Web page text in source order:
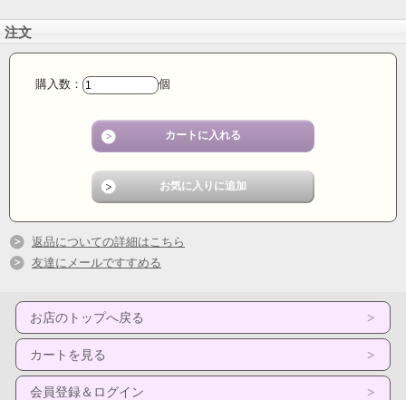
注文
購入数： 個
返品についての詳細はこちら
友達にメールですすめる
お店のトップへ戻る
カートを見る
会員登録＆ログイン